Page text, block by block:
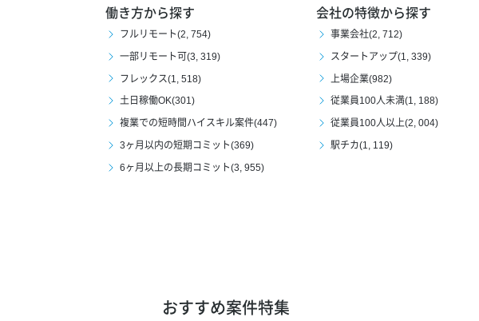
働き方から探す
フルリモート(2, 754)
一部リモート可(3, 319)
フレックス(1, 518)
土日稼働OK(301)
複業での短時間ハイスキル案件(447)
3ヶ月以内の短期コミット(369)
6ヶ月以上の長期コミット(3, 955)
会社の特徴から探す
事業会社(2, 712)
スタートアップ(1, 339)
上場企業(982)
従業員100人未満(1, 188)
従業員100人以上(2, 004)
駅チカ(1, 119)
おすすめ案件特集